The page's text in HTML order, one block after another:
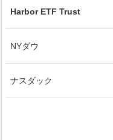
Harbor ETF Trust
NYダウ
ナスダック